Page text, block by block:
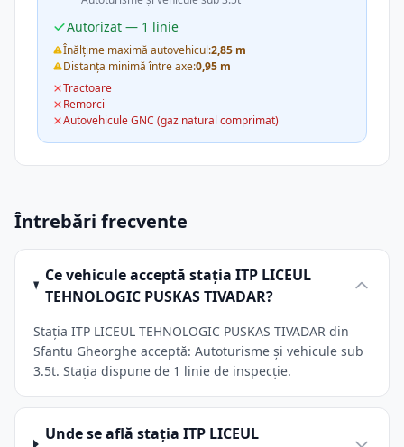
Autorizat — 1 linie
Înălțime maximă autovehicul:2,85 m
Distanța minimă între axe:0,95 m
Tractoare
Remorci
Autovehicule GNC (gaz natural comprimat)
Întrebări frecvente
Ce vehicule acceptă stația ITP LICEUL
TEHNOLOGIC PUSKAS TIVADAR?
Stația ITP LICEUL TEHNOLOGIC PUSKAS TIVADAR din
Sfantu Gheorghe acceptă: Autoturisme și vehicule sub
3.5t. Stația dispune de 1 linie de inspecție.
Unde se află stația ITP LICEUL